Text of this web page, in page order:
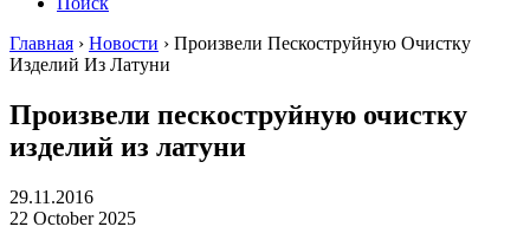
Главная › Новости › Произвели Пескоструйную Очистку
Изделий Из Латуни
Произвели пескоструйную очистку
изделий из латуни
29.11.2016
22 October 2025